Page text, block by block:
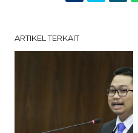
ARTIKEL TERKAIT